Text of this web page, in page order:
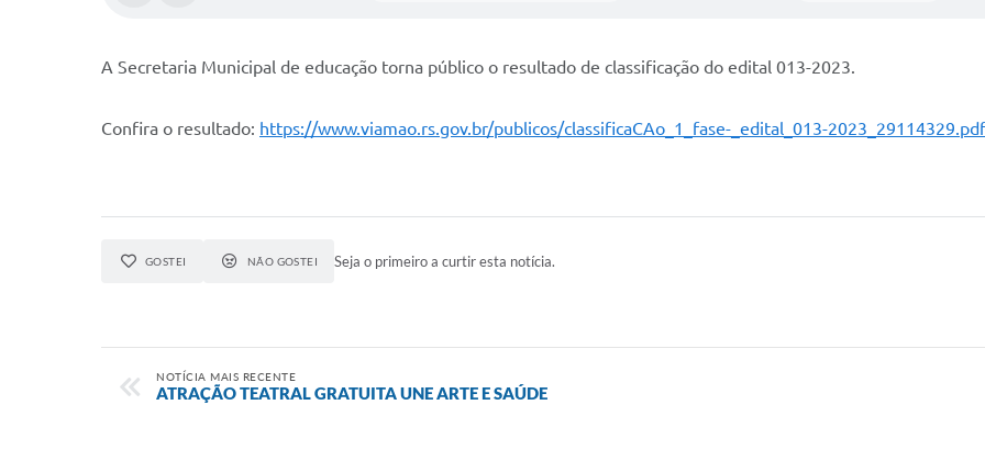
A Secretaria Municipal de educação torna público o resultado de classificação do edital 013-2023.
Confira o resultado: https://www.viamao.rs.gov.br/publicos/classificaCAo_1_fase-_edital_013-2023_29114329.pdf
GOSTEI NÃO GOSTEI Seja o primeiro a curtir esta notícia.
NOTÍCIA MAIS RECENTE
ATRAÇÃO TEATRAL GRATUITA UNE ARTE E SAÚDE